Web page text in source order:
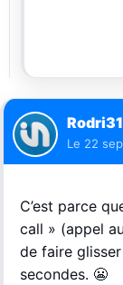
Rodri31
Le 22
C’est parce
call » (appel
de faire
secondes. 😬